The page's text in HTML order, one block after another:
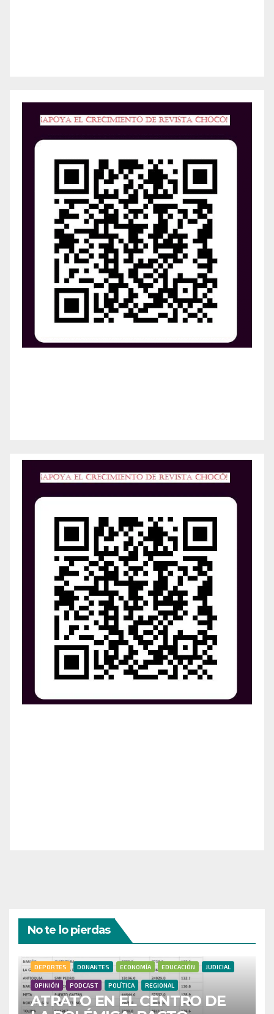
No te lo pierdas
DEPORTES DONANTES ECONOMÍA EDUCACIÓN JUDICIAL
OPINIÓN PODCAST POLÍTICA REGIONAL
ATRATO EN EL CENTRO DE